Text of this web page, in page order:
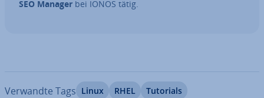
SEO Manager bei IONOS tätig.
Verwandte Tags Linux RHEL Tutorials